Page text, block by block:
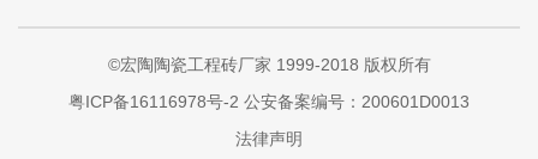
©宏陶陶瓷工程砖厂家 1999-2018 版权所有
粤ICP备16116978号-2 公安备案编号：200601D0013
法律声明